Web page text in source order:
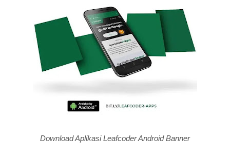
Download Aplikasi Leafcoder Android Banner